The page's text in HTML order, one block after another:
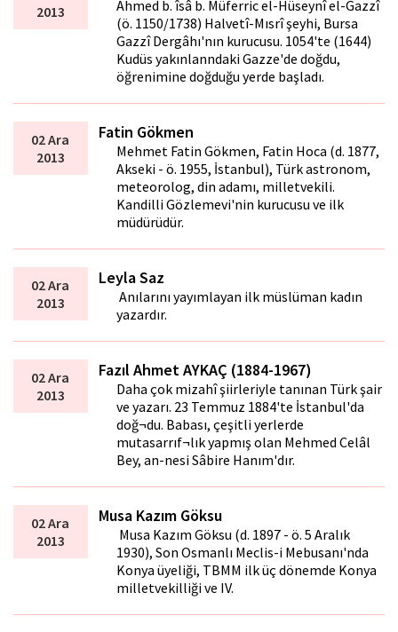
2013
Ahmed b. îsâ b. Müferric el-Hüseynî el-Gazzî
(ö. 1150/1738) Halvetî-Mısrî şeyhi, Bursa
Gazzî Dergâhı'nın kurucusu. 1054'te (1644)
Kudüs yakınlanndaki Gazze'de doğdu,
öğrenimine doğduğu yerde başladı.
02 Ara
2013
Fatin Gökmen
Mehmet Fatin Gökmen, Fatin Hoca (d. 1877,
Akseki - ö. 1955, İstanbul), Türk astronom,
meteorolog, din adamı, milletvekili.
Kandilli Gözlemevi'nin kurucusu ve ilk
müdürüdür.
02 Ara
2013
Leyla Saz
Anılarını yayımlayan ilk müslüman kadın
yazardır.
02 Ara
2013
Fazıl Ahmet AYKAÇ (1884-1967)
Daha çok mizahî şiirleriyle tanınan Türk şair
ve yazarı. 23 Temmuz 1884'te İstanbul'da
doğ¬du. Babası, çeşitli yerlerde
mutasarrıf¬lık yapmış olan Mehmed Celâl
Bey, an-nesi Sâbire Hanım'dır.
02 Ara
2013
Musa Kazım Göksu
Musa Kazım Göksu (d. 1897 - ö. 5 Aralık
1930), Son Osmanlı Meclis-i Mebusanı'nda
Konya üyeliği, TBMM ilk üç dönemde Konya
milletvekilliği ve IV.